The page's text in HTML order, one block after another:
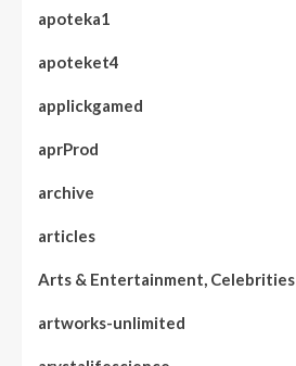
apoteka1
apoteket4
applickgamed
aprProd
archive
articles
Arts & Entertainment, Celebrities
artworks-unlimited